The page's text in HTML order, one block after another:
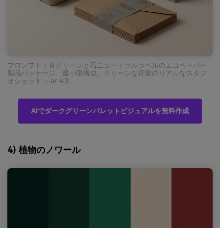
プロンプト：苔グリーンと石ニュートラルラベルのエコペーパー
製品パッケージ、最小限構成、クリーンな背景のリアルなスタジ
オショット --ar 4:3
AIでダークグリーンパレットビジュアルを無料作成
4) 植物のノワール